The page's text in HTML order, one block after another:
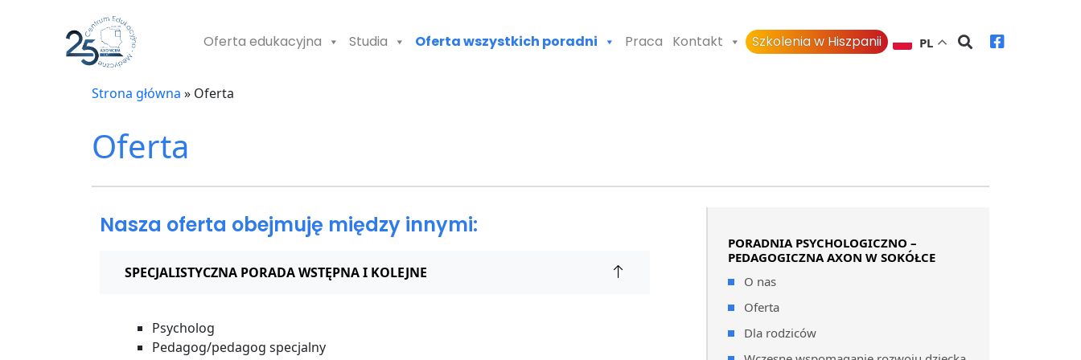
Oferta edukacyjna Studia Oferta wszystkich poradni Praca Kontakt Szkolenia w Hiszpanii PL
Strona główna » Oferta
Oferta
Nasza oferta obejmuję między innymi:
SPECJALISTYCZNA PORADA WSTĘPNA I KOLEJNE
Psycholog
Pedagog/pedagog specjalny
PORADNIA PSYCHOLOGICZNO –
PEDAGOGICZNA AXON W SOKÓŁCE
O nas
Oferta
Dla rodziców